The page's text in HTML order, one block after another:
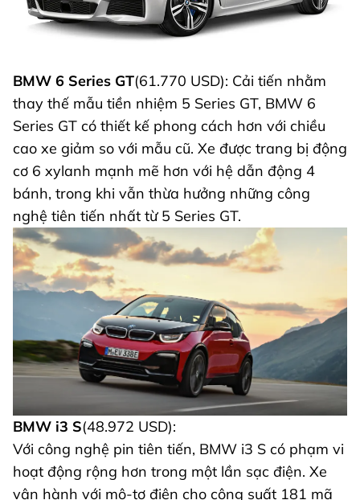
BMW 6 Series GT(61.770 USD): Cải tiến nhằm
thay thế mẫu tiền nhiệm 5 Series GT, BMW 6
Series GT có thiết kế phong cách hơn với chiều
cao xe giảm so với mẫu cũ. Xe được trang bị động
cơ 6 xylanh mạnh mẽ hơn với hệ dẫn động 4
bánh, trong khi vẫn thừa hưởng những công
nghệ tiên tiến nhất từ 5 Series GT.
BMW i3 S(48.972 USD):
Với công nghệ pin tiên tiến, BMW i3 S có phạm vi
hoạt động rộng hơn trong một lần sạc điện. Xe
vận hành với mô-tơ điện cho công suất 181 mã